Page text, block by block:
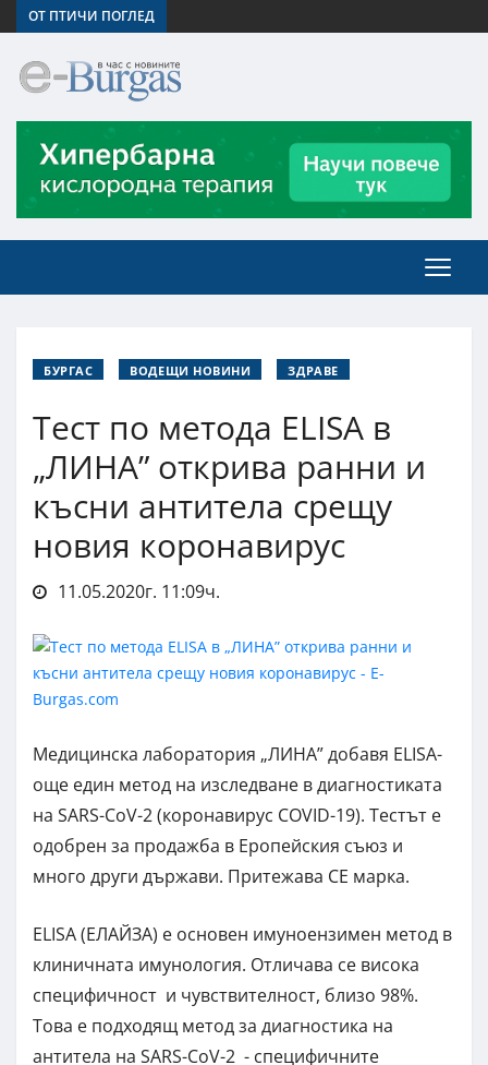
ОТ ПТИЧИ ПОГЛЕД
БУРГАС ВОДЕЩИ НОВИНИ ЗДРАВЕ
Тест по метода ELISA в
„ЛИНА” открива ранни и
късни антитела срещу
новия коронавирус
11.05.2020г. 11:09ч.
Медицинска лаборатория „ЛИНА” добавя ELISA-
още един метод на изследване в диагностиката
на SARS-CoV-2 (коронавирус COVID-19). Тестът е
одобрен за продажба в Еропейския съюз и
много други държави. Притежава СЕ марка.
ELISA (ЕЛАЙЗА) е основен имуноензимен метод в
клиничната имунология. Отличава се висока
специфичност и чувствителност, близо 98%.
Това е подходящ метод за диагностика на
антитела на SARS-CoV-2 - специфичните